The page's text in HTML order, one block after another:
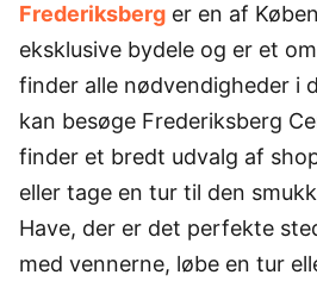
Frederiksberg er en af
eksklusive bydele og er et
finder alle nødvendigheder i
kan besøge Frederiksberg
finder et bredt udvalg af
eller tage en tur til den
Have, der er det perfekte
med vennerne, løbe en tur